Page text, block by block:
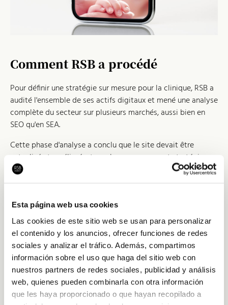
Esta página web usa cookies
Las cookies de este sitio web se usan para personalizar
el contenido y los anuncios, ofrecer funciones de redes
sociales y analizar el tráfico. Además, compartimos
información sobre el uso que haga del sitio web con
nuestros partners de redes sociales, publicidad y análisis
web, quienes pueden combinarla con otra información
que les haya proporcionado o que hayan recopilado a
Comment RSB a procédé
Pour définir une stratégie sur mesure pour la clinique, RSB a
audité l'ensemble de ses actifs digitaux et mené une analyse
complète du secteur sur plusieurs marchés, aussi bien en
SEO qu'en SEA.
Cette phase d'analyse a conclu que le site devait être
actualisé et amélioré, et que les campagnes et stratégies
marketing existantes devaient être révisées et
reconfigurées.